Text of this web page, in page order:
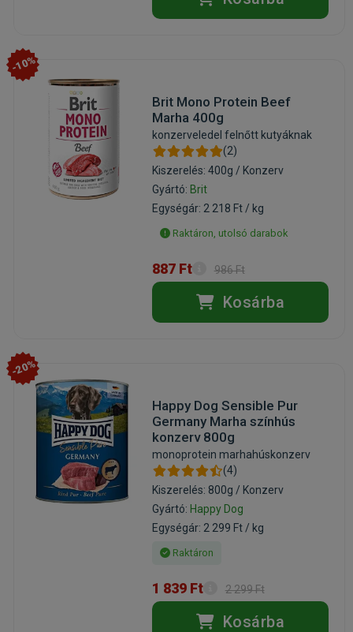
-10%
Brit Mono Protein Beef
Marha 400g
konzerveledel felnőtt kutyáknak
(2)
Kiszerelés: 400g / Konzerv
Gyártó: Brit
Egységár: 2 218 Ft / kg
Raktáron, utolsó darabok
887 Ft 986 Ft
Kosárba
-20%
Happy Dog Sensible Pur
Germany Marha színhús
konzerv 800g
monoprotein marhahúskonzerv
(4)
Kiszerelés: 800g / Konzerv
Gyártó: Happy Dog
Egységár: 2 299 Ft / kg
Raktáron
1 839 Ft 2 299 Ft
Kosárba